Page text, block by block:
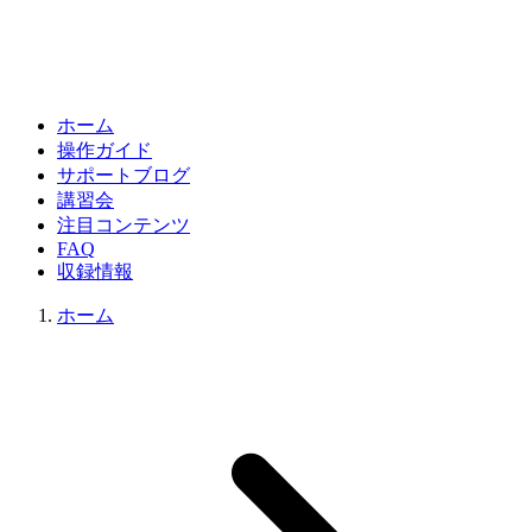
ホーム
操作ガイド
サポートブログ
講習会
注目コンテンツ
FAQ
収録情報
ホーム